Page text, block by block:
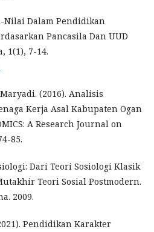
Nilai Dalam Pendidikan
Pancasila Dan UUD
1(1), 7-14.
(2016). Analisis
Kerja Asal Kabupaten Ogan
A Research Journal on
85.
Dari Teori Sosiologi Klasik
Teori Sosial Postmodern.
2009.
Pendidikan Karakter